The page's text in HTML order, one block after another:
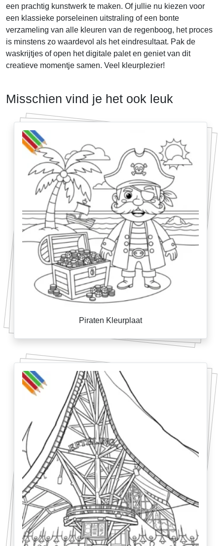
een prachtig kunstwerk te maken. Of jullie nu kiezen voor
een klassieke porseleinen uitstraling of een bonte
verzameling van alle kleuren van de regenboog, het proces
is minstens zo waardevol als het eindresultaat. Pak de
waskrijtjes of open het digitale palet en geniet van dit
creatieve momentje samen. Veel kleurplezier!
Misschien vind je het ook leuk
Piraten Kleurplaat